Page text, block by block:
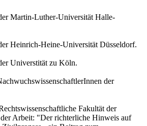
Martin-Luther-Universität Halle-
Heinrich-Heine-Universität Düsseldorf.
Universtität zu Köln.
der
Fakultät der
Arbeit: "Der richterliche Hinweis auf